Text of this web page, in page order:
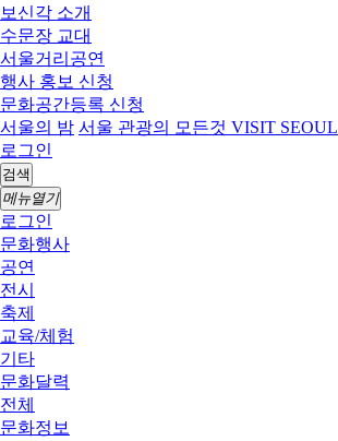
보신각 소개
수문장 교대
서울거리공연
행사 홍보 신청
문화공간등록 신청
서울의 밤 서울 관광의 모든것 VISIT SEOUL
로그인
검색
메뉴열기
로그인
문화행사
공연
전시
축제
교육/체험
기타
문화달력
전체
문화정보